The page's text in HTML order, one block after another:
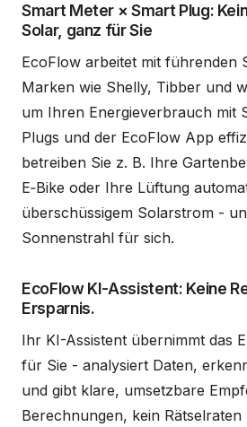
Smart Meter × Smart Plug:
Solar, ganz für Sie
EcoFlow arbeitet mit führenden
Marken wie Shelly, Tibber und
um Ihren Energieverbrauch mit
Plugs und der EcoFlow App
betreiben Sie z. B. Ihre
E‑Bike oder Ihre Lüftung
überschüssigem Solarstrom -
Sonnenstrahl für sich.
EcoFlow KI-Assistent: Keine
Ersparnis.
Ihr KI-Assistent übernimmt das
für Sie - analysiert Daten,
und gibt klare, umsetzbare
Berechnungen, kein